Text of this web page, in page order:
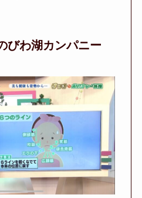
びわ湖カンパニー